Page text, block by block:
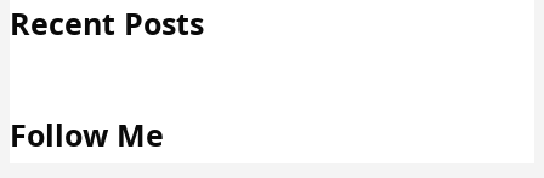
Recent Posts
Follow Me